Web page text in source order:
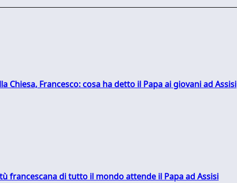
Francesco: cosa ha detto il Papa ai giovani ad Assisi
francescana di tutto il mondo attende il Papa ad Assisi